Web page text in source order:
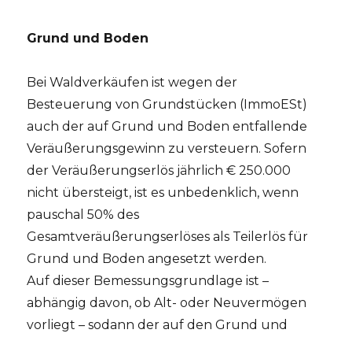
Grund und Boden
Bei Waldverkäufen ist wegen der
Besteuerung von Grundstücken (ImmoESt)
auch der auf Grund und Boden entfallende
Veräußerungsgewinn zu versteuern. Sofern
der Veräußerungserlös jährlich € 250.000
nicht übersteigt, ist es unbedenklich, wenn
pauschal 50% des
Gesamtveräußerungserlöses als Teilerlös für
Grund und Boden angesetzt werden.
Auf dieser Bemessungsgrundlage ist –
abhängig davon, ob Alt- oder Neuvermögen
vorliegt – sodann der auf den Grund und